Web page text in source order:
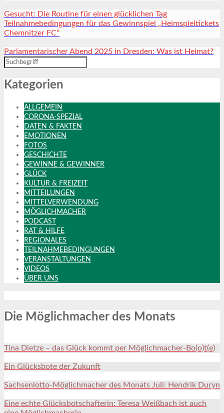
Gesucht: Die Routine für einen glücklichen Tag
Teilnahmebedingungen für das Gewinnspiel „Heimspieltickets
Chemnitzer FC“
Parlamentarischer Abend 2025 in Dresden: Was ist Heimat?
Kategorien
ALLGEMEIN
CORONA-SPEZIAL
DATEN & FAKTEN
EMOTIONEN
FOTOS
GESCHICHTE
GEWINNE & GEWINNER
GLÜCK
KULTUR & FREIZEIT
MITTEILUNGEN
MITTELVERWENDUNG
MÖGLICHMACHER
PODCAST
RAT & HILFE
REGIONALES
TEILNAHMEBEDINGUNGEN
VERANSTALTUNGEN
VIDEOS
ÜBER UNS
Die Möglichmacher des Monats
Tina Dietze – das Glück kommt per Möglichmacher-Bo(o)t(e)
Ein Glücksbote der Zukunft
Sachsenlotto-Möglichmacher des Monats Juli: Hendrik Duryn
Eine echte Glücksbotschafterin: Teresa Weißbach ist auch